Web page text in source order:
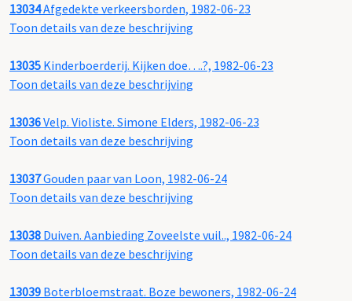
13034Afgedekte verkeersborden, 1982-06-23
Toon details van deze beschrijving
13035 Kinderboerderij. Kijken doe….?, 1982-06-23
Toon details van deze beschrijving
13036Velp. Violiste. Simone Elders, 1982-06-23
Toon details van deze beschrijving
13037Gouden paar van Loon, 1982-06-24
Toon details van deze beschrijving
13038 Duiven. Aanbieding Zoveelste vuil.., 1982-06-24
Toon details van deze beschrijving
13039 Boterbloemstraat. Boze bewoners, 1982-06-24